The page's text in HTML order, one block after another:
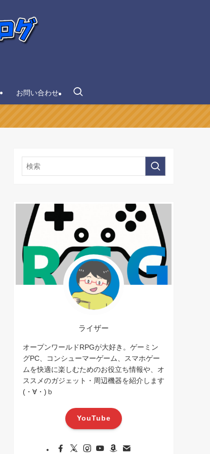
お問い合わせ
ライザー
オープンワールドRPGが大好き。ゲーミン
グPC、コンシューマーゲーム、スマホゲー
ムを快適に楽しむためのお役立ち情報や、オ
ススメのガジェット・周辺機器を紹介します
(・∀・)ｂ
YouTube